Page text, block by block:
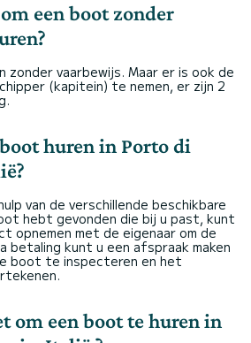
een boot zonder
zonder vaarbewijs. Maar er is ook de
(kapitein) te nemen, er zijn 2
huren in Porto di
van de verschillende beschikbare
hebt gevonden die bij u past, kunt
opnemen met de eigenaar om de
betaling kunt u een afspraak maken
boot te inspecteren en het
om een boot te huren in